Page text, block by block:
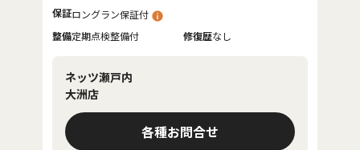
保証ロングラン保証付
整備定期点検整備付 修復歴なし
ネッツ瀬戸内
大洲店
各種お問合せ